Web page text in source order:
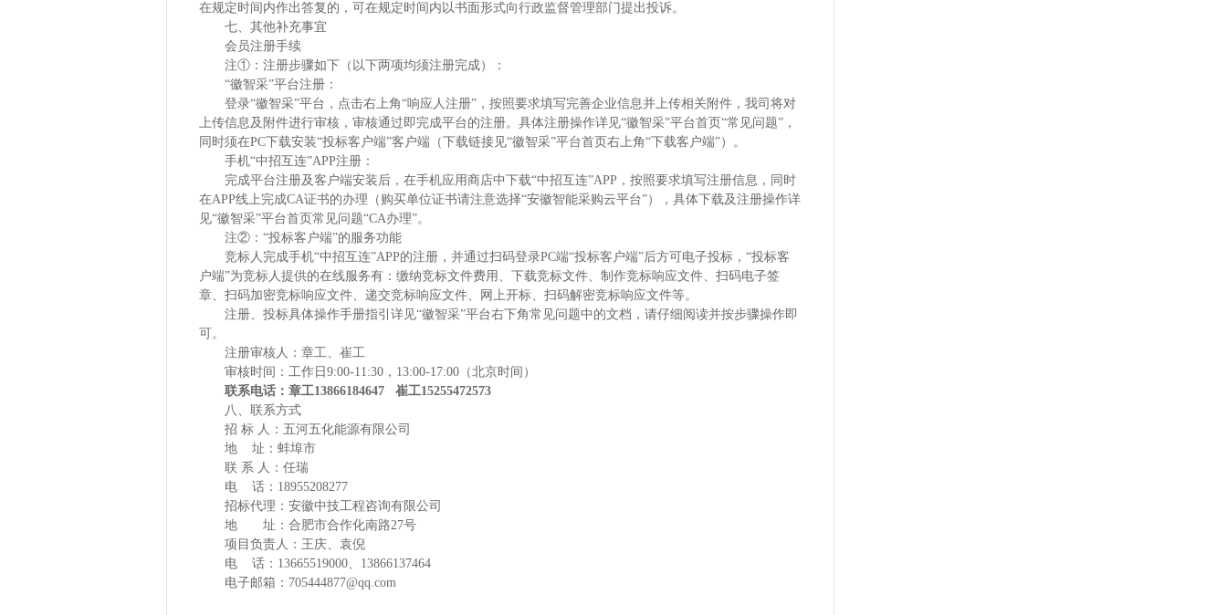
在规定时间内作出答复的，可在规定时间内以书面形式向行政监督管理部门提出投诉。
七、其他补充事宜
会员注册手续
注①：注册步骤如下（以下两项均须注册完成）：
“徽智采”平台注册：
登录“徽智采”平台，点击右上角“响应人注册”，按照要求填写完善企业信息并上传相关附件，我司将对
上传信息及附件进行审核，审核通过即完成平台的注册。具体注册操作详见“徽智采”平台首页“常见问题”，
同时须在PC下载安装“投标客户端”客户端（下载链接见“徽智采”平台首页右上角“下载客户端”）。
手机“中招互连”APP注册：
完成平台注册及客户端安装后，在手机应用商店中下载“中招互连”APP，按照要求填写注册信息，同时
在APP线上完成CA证书的办理（购买单位证书请注意选择“安徽智能采购云平台”），具体下载及注册操作详
见“徽智采”平台首页常见问题“CA办理”。
注②：“投标客户端”的服务功能
竞标人完成手机“中招互连”APP的注册，并通过扫码登录PC端“投标客户端”后方可电子投标，“投标客
户端”为竞标人提供的在线服务有：缴纳竞标文件费用、下载竞标文件、制作竞标响应文件、扫码电子签
章、扫码加密竞标响应文件、递交竞标响应文件、网上开标、扫码解密竞标响应文件等。
注册、投标具体操作手册指引详见“徽智采”平台右下角常见问题中的文档，请仔细阅读并按步骤操作即
可。
注册审核人：章工、崔工
审核时间：工作日 9:00-11:30，13:00-17:00（北京时间）
联系电话：章工13866184647 崔工15255472573
八、联系方式
招 标 人 ：五河五化能源有限公司
地
址：蚌埠市
联 系 人：任瑞
电
话： 18955208277
招标代理 ：安徽中技工程咨询有限公司
地 址：合肥市合作化南路27号
项目负责人：王庆、袁倪
电
话： 13665519000、13866137464
电子邮箱： 705444877@qq.com